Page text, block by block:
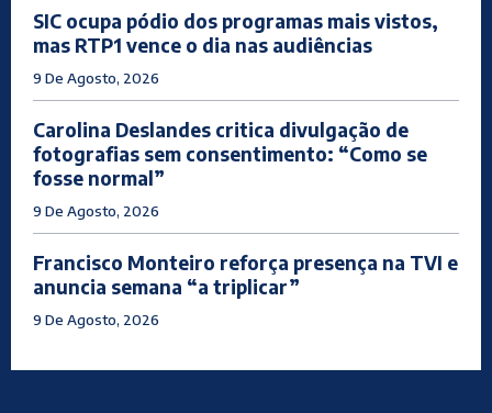
SIC ocupa pódio dos programas mais vistos,
mas RTP1 vence o dia nas audiências
9 De Agosto, 2026
Carolina Deslandes critica divulgação de
fotografias sem consentimento: “Como se
fosse normal”
9 De Agosto, 2026
Francisco Monteiro reforça presença na TVI e
anuncia semana “a triplicar”
9 De Agosto, 2026